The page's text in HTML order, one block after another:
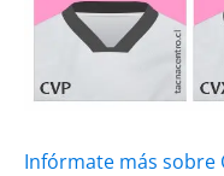
Infórmate más sobre